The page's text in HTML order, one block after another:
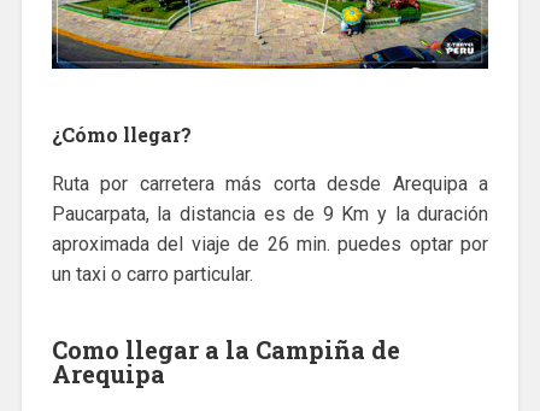
¿Cómo llegar?
Ruta por carretera más corta desde Arequipa a
Paucarpata, la distancia es de 9 Km y la duración
aproximada del viaje de 26 min. puedes optar por
un taxi o carro particular.
Como llegar a la Campiña de
Arequipa